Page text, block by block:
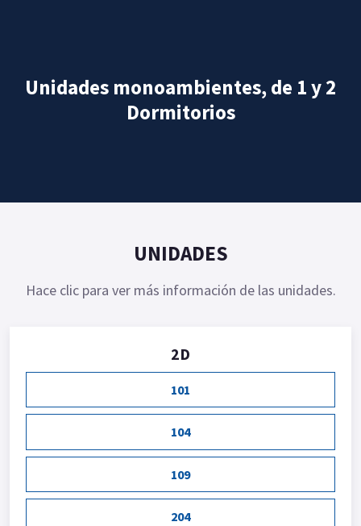
Unidades monoambientes, de 1 y 2
Dormitorios
UNIDADES
Hace clic para ver más información de las unidades.
2D
101
104
109
204